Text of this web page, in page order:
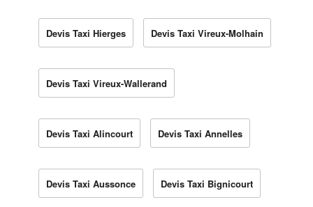
Devis Taxi Hierges Devis Taxi Vireux-Molhain
Devis Taxi Vireux-Wallerand
Devis Taxi Alincourt Devis Taxi Annelles
Devis Taxi Aussonce Devis Taxi Bignicourt